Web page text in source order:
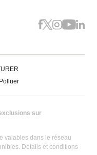
sur
valables dans le réseau
Détails et conditions